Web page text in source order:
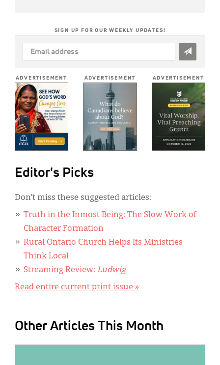
SIGN UP FOR OUR WEEKLY UPDATES!
EMAIL
ADDRESS
ADVERTISEMENT ADVERTISEMENT ADVERTISEMENT
Editor's Picks
Don’t miss these suggested articles:
Truth in the Inmost Being: The Slow Work of
Character Formation
Rural Ontario Church Helps Its Ministries
Think Local
Streaming Review: Ludwig
Read entire current print issue »
Other Articles This Month